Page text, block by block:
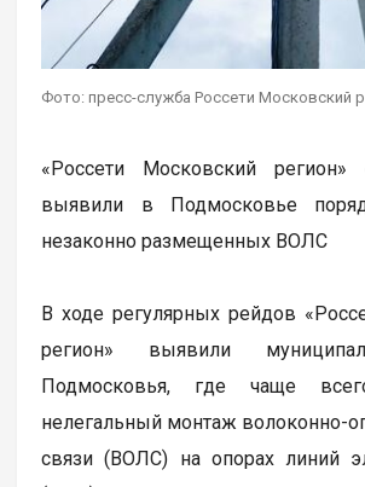
Фото: пресс-служба Россети Московский
«Россети Московский
выявили в Подмосковье
незаконно размещенных ВОЛС
В ходе регулярных рейдов
регион» выявили
Подмосковья, где чаще
нелегальный монтаж волоконно-
связи (ВОЛС) на опорах линий